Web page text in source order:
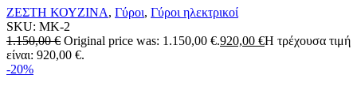
ΖΕΣΤΗ ΚΟΥΖΙΝΑ, Γύροι, Γύροι ηλεκτρικοί
SKU: MK-2
1.150,00€ Original price was: 1.150,00 €.920,00 €Η τρέχουσα τιμή
είναι: 920,00 €.
-20%